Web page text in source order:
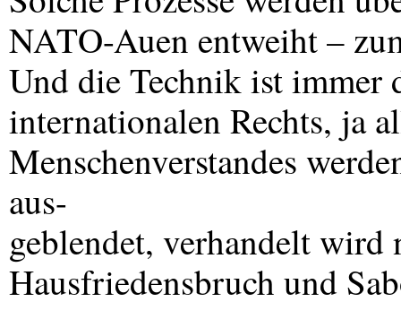
NATO-Auen entweiht –
Und die Technik ist immer
internationalen Rechts, ja
Menschenverstandes
aus-
geblendet, verhandelt
Hausfriedensbruch und